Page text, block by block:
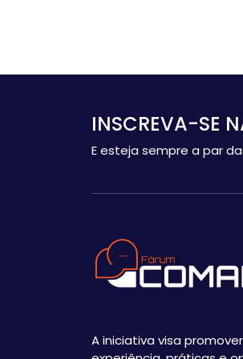
INSCREVA-SE
E esteja sempre a par
A iniciativa visa